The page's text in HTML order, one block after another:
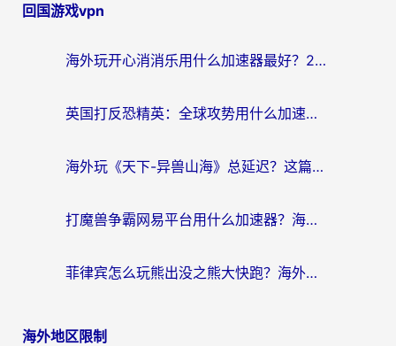
回国游戏vpn
海外玩开心消消乐用什么加速器最好？2026真实体验指南，告别延迟卡顿
英国打反恐精英：全球攻势用什么加速器？2026年实测有效的国服游戏加速指南
海外玩《天下-异兽山海》总延迟？这篇延迟加速器指南帮你告别卡顿（附日本玩Sky光·遇最高警戒解决方案）
打魔兽争霸网易平台用什么加速器？海外党亲测有效的国服游戏加速指南
菲律宾怎么玩熊出没之熊大快跑？海外党国服游戏加速终极攻略（附3款热门游戏实测）
海外地区限制